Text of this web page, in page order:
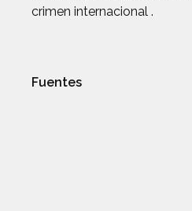
crimen internacional .
Fuentes